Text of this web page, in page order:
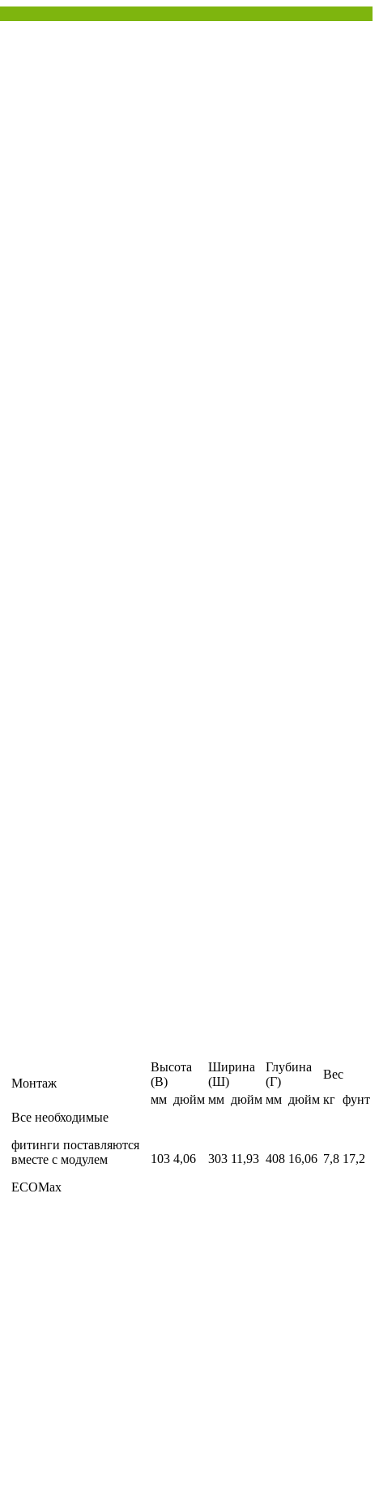
Монтаж
Высота
(В)
Ширина
(Ш)
Глубина
(Г)
Вес
мм дюйм мм дюйм мм дюйм кг фунт
Все необходимые
фитинги поставляются
вместе с модулем
ECOMax
103 4,06 303 11,93 408 16,06 7,8 17,2